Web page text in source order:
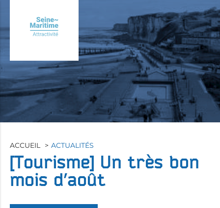
contenu
principal
ACCUEIL ACTUALITÉS
[Tourisme] Un très bon
mois d’août